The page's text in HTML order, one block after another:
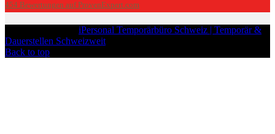
454 Bewertungen auf ProvenExpert.com
iPersonal Temporärbüro Schweiz | Temporär &
Dauerstellen Schweizweit
Back to top